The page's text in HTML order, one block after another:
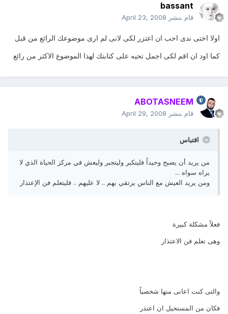
bassant
قام بنشر April 23, 2008
اولا اختى ندى احب ان اعتزر لكى لانى لم ارى موضوعك الرائع من قبل
كما اود ان اقم لكى اجمل تحيه على كتابتك لهذا الموضوع الاكثر من رائع
ABOTASNEEM
قام بنشر April 29, 2008
اقتباس
من يريد أن يصبح وحيداً فليتكبر وليتجبر وليعش في مركز الحياة الذي لا
يراه سواه ...
ومن يريد العيش مع الناس يرتقي بهم .. لا عليهم .. فليتعلم فن الإعتذار
فعلاً مشكلة كبيرة
وهى تعلم فن الاعتذار
والتى كنت اعانى منها شخصياً
فكان من المستحيل ان اعتذر